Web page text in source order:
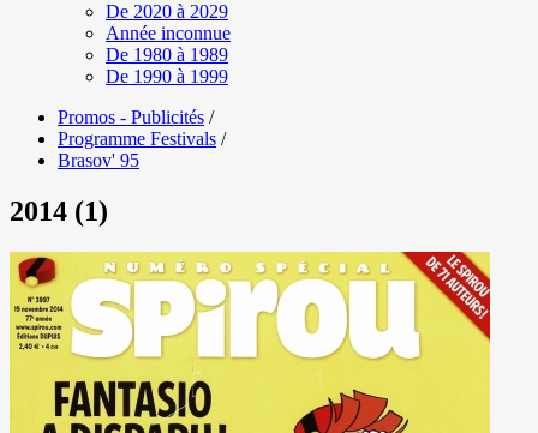
De 2020 à 2029
Année inconnue
De 1980 à 1989
De 1990 à 1999
Promos - Publicités /
Programme Festivals /
Brasov' 95
2014 (1)